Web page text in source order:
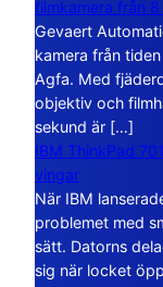
filmkamera från
Gevaert
kamera från
Agfa. Med
objektiv och
sekund är […]
IBM ThinkPad
vingar
När IBM
problemet med
sätt. Datorns
sig när locket